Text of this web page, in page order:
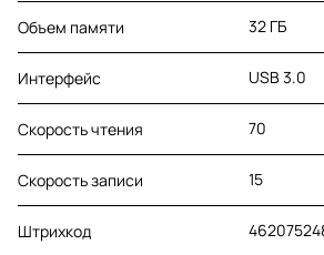
Объем памяти 32 ГБ
Интерфейс USB 3.0
Скорость чтения 70
Скорость записи 15
Штрихкод